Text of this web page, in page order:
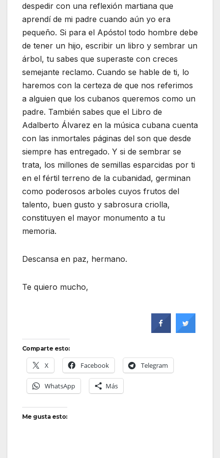
despedir con una reflexión martiana que
aprendí de mi padre cuando aún yo era
pequeño. Si para el Apóstol todo hombre debe
de tener un hijo, escribir un libro y sembrar un
árbol, tu sabes que superaste con creces
semejante reclamo. Cuando se hable de ti, lo
haremos con la certeza de que nos referimos
a alguien que los cubanos queremos como un
padre. También sabes que el Libro de
Adalberto Álvarez en la música cubana cuenta
con las inmortales páginas del son que desde
siempre has entregado. Y si de sembrar se
trata, los millones de semillas esparcidas por ti
en el fértil terreno de la cubanidad, germinan
como poderosos arboles cuyos frutos del
talento, buen gusto y sabrosura criolla,
constituyen el mayor monumento a tu
memoria.
Descansa en paz, hermano.
Te quiero mucho,
Comparte esto:
X Facebook Telegram
WhatsApp Más
Me gusta esto: